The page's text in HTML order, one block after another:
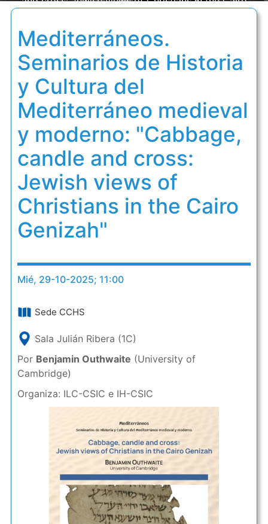
Mediterráneos.
Seminarios de Historia
y Cultura del
Mediterráneo medieval
y moderno: "Cabbage,
candle and cross:
Jewish views of
Christians in the Cairo
Genizah"
Mié, 29-10-2025; 11:00
Sede CCHS
Sala Julián Ribera (1C)
Por Benjamin Outhwaite (University of
Cambridge)
Organiza: ILC-CSIC e IH-CSIC